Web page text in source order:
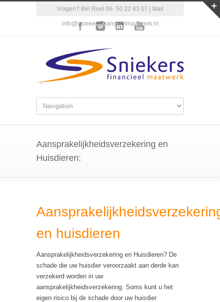
Vragen? Bel Roel 06- 50 22 83 07 | Mail
info@sniekersfinancieelmaatwerk.nl
Aansprakelijkheidsverzekering en
Huisdieren:
en huisdieren
Aansprakelijkheidsverzekering en Huisdieren? De
schade die uw huisdier veroorzaakt aan derde kan
verzekerd worden in uw
aansprakelijkheidsverzekering. Soms kunt u het
eigen risico bij de schade door uw huisdier